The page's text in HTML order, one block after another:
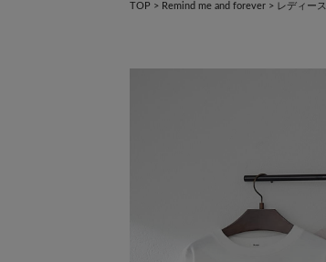
TOP > Remind me and forever > レディース